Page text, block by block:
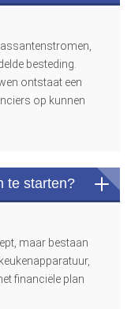
besteding.
ontstaat een
op kunnen
te starten?
maar bestaan
financiële plan